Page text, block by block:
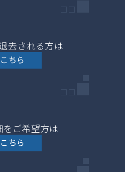
去される方は
こちら
ご希望方は
こちら